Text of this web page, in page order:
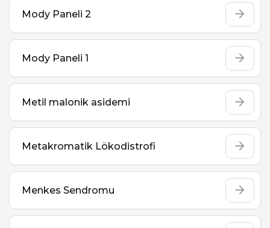
Mody Paneli 2
Mody Paneli 1
Metil malonik asidemi
Metakromatik Lökodistrofi
Menkes Sendromu